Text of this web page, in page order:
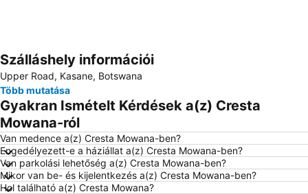
Nagy méretű térkép
Szálláshely információi
Upper Road, Kasane, Botswana
Több mutatása
Gyakran Ismételt Kérdések a(z) Cresta
Mowana-ról
Van medence a(z) Cresta Mowana-ben?
Engedélyezett-e a háziállat a(z) Cresta Mowana-ben?
Van parkolási lehetőség a(z) Cresta Mowana-ben?
Mikor van be- és kijelentkezés a(z) Cresta Mowana-ben?
Hol található a(z) Cresta Mowana?